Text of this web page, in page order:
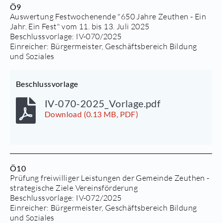
Ö9
Auswertung Festwochenende "650 Jahre Zeuthen - Ein
Jahr. Ein Fest" vom 11. bis 13. Juli 2025
Beschlussvorlage: IV-070/2025
Einreicher: Bürgermeister, Geschäftsbereich Bildung
und Soziales
Beschlussvorlage
IV-070-2025_Vorlage.pdf
Download (0.13 MB, PDF)
Ö10
Prüfung freiwilliger Leistungen der Gemeinde Zeuthen -
strategische Ziele Vereinsförderung
Beschlussvorlage: IV-072/2025
Einreicher: Bürgermeister, Geschäftsbereich Bildung
und Soziales